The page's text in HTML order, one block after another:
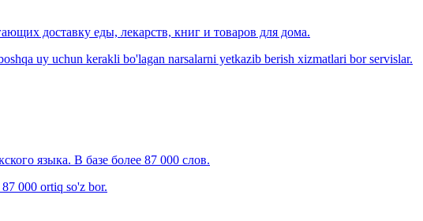
доставку еды, лекарств, книг и товаров для дома.
uy uchun kerakli bo'lagan narsalarni yetkazib berish xizmatlari bor servislar.
языка. В базе более 87 000 слов.
000 ortiq so'z bor.